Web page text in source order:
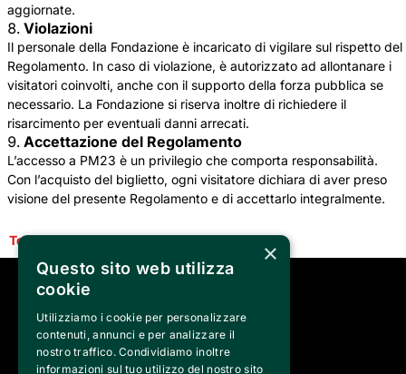
aggiornate.
Violazioni
Il personale della Fondazione è incaricato di vigilare sul rispetto del
Regolamento. In caso di violazione, è autorizzato ad allontanare i
visitatori coinvolti, anche con il supporto della forza pubblica se
necessario. La Fondazione si riserva inoltre di richiedere il
risarcimento per eventuali danni arrecati.
Accettazione del Regolamento
L’accesso a PM23 è un privilegio che comporta responsabilità.
Con l’acquisto del biglietto, ogni visitatore dichiara di aver preso
visione del presente Regolamento e di accettarlo integralmente.
Torna indietro
SEGUICI SU
×
Questo sito web utilizza
cookie
Utilizziamo i cookie per personalizzare
contenuti, annunci e per analizzare il
nostro traffico. Condividiamo inoltre
informazioni sul tuo utilizzo del nostro sito